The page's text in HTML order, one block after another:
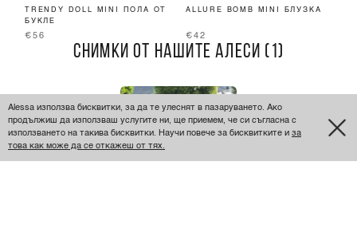
TRENDY DOLL MINI ПОЛА ОТ
БУКЛЕ
€56
ALLURE BOMB MINI БЛУЗКА
€42
СНИМКИ ОТ НАШИТЕ АЛЕСИ (1)
Alessa използва бисквитки, за да те улеснят в пазаруването. Ако
продължиш да използваш услугите ни, ще приемем, че си съгласна с
използването на такива бисквитки. Научи повече за бисквитките и за
това как може да се откажеш от тях.